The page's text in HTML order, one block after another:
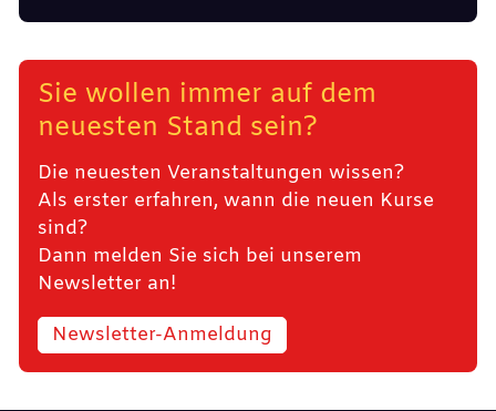
Sie wollen immer auf dem
neuesten Stand sein?
Die neuesten Veranstaltungen wissen?
Als erster erfahren, wann die neuen Kurse
sind?
Dann melden Sie sich bei unserem
Newsletter an!
Newsletter-Anmeldung